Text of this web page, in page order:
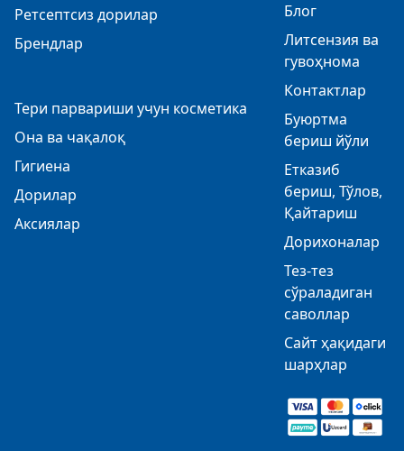
Ретсептсиз дорилар
Брендлар
Тери парвариши учун косметика
Она ва чақалоқ
Гигиена
Дорилар
Аксиялар
Блог
Литсензия ва
гувоҳнома
Контактлар
Буюртма
бериш йўли
Етказиб
бериш, Тўлов,
Қайтариш
Дорихоналар
Тез-тез
сўраладиган
саволлар
Сайт ҳақидаги
шарҳлар